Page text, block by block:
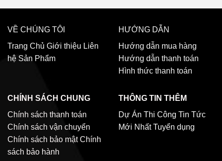
VỀ CHÚNG TÔI
Trang Chủ Giới thiệu Liên
hệ Sản Phẩm
HƯỚNG DẪN
Hướng dẫn mua hàng
Hướng dẫn thanh toán
Hình thức thanh toán
CHÍNH SÁCH CHUNG
Chính sách thanh toán
Chính sách vận chuyển
Chính sách bảo mật Chính
sách bảo hành
THÔNG TIN THÊM
Dự Án Thi Công Tin Tức
Mới Nhất Tuyển dụng